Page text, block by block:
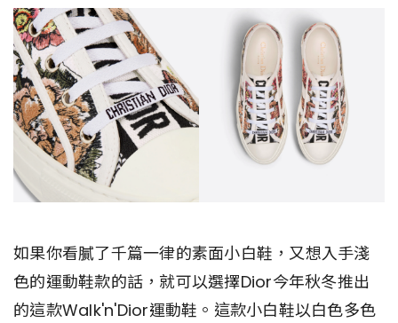
如果你看膩了千篇一律的素面小白鞋，又想入手淺
色的運動鞋款的話，就可以選擇Dior今年秋冬推出
的這款Walk'n'Dior運動鞋。這款小白鞋以白色多色